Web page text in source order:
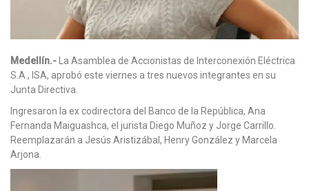
Medellín.- La Asamblea de Accionistas de Interconexión Eléctrica
S.A., ISA, aprobó este viernes a tres nuevos integrantes en su
Junta Directiva.
Ingresaron la ex codirectora del Banco de la República, Ana
Fernanda Maiguashca, el jurista Diego Muñoz y Jorge Carrillo.
Reemplazarán a Jesús Aristizábal, Henry González y Marcela
Arjona.